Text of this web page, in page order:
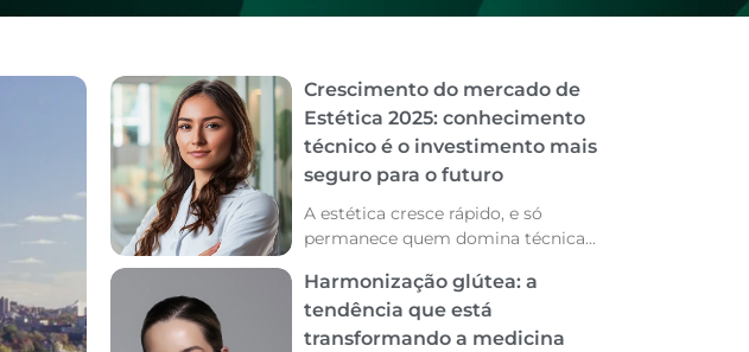
Crescimento do mercado de
Estética 2025: conhecimento
técnico é o investimento mais
seguro para o futuro
A estética cresce rápido, e só
permanece quem domina técnica...
Harmonização glútea: a
tendência que está
transformando a medicina